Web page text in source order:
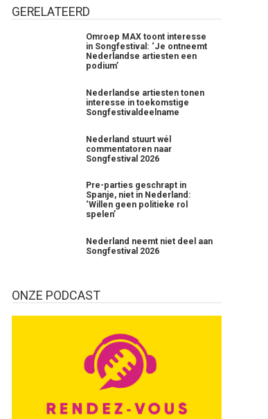
GERELATEERD
Omroep MAX toont interesse
in Songfestival: ‘Je ontneemt
Nederlandse artiesten een
podium’
Nederlandse artiesten tonen
interesse in toekomstige
Songfestivaldeelname
Nederland stuurt wél
commentatoren naar
Songfestival 2026
Pre-parties geschrapt in
Spanje, niet in Nederland:
‘Willen geen politieke rol
spelen’
Nederland neemt niet deel aan
Songfestival 2026
ONZE PODCAST